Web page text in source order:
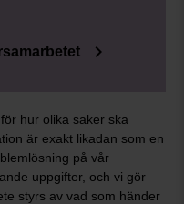
keyboard_arrow_right
hur olika saker ska
är exakt likadan som en
på vår
uppgifter, och vi gör
styrs av vad som händer